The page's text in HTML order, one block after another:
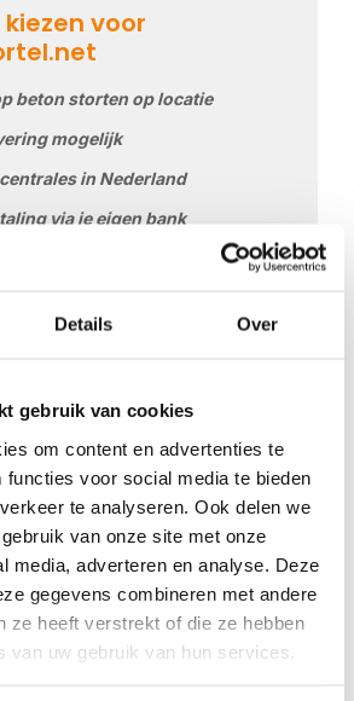
Details Over
gebruik van cookies
om content en advertenties te
functies voor social media te bieden
te analyseren. Ook delen we
van onze site met onze
media, adverteren en analyse. Deze
gegevens combineren met andere
ze heeft verstrekt of die ze hebben
van uw gebruik van hun services.
IN DE HOEF
een leverancier bij jou in de buurt die
storten in De Hoef? Dan ben je bij
Wij bezorgen kant-en-klaar
voor
beton storten op locatie
mogelijk
in Nederland
via je eigen bank
van uw postcode
met: